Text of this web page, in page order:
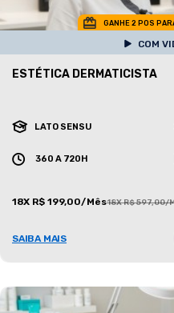
GANHE 2 POS
COM
ESTÉTICA DERMATICISTA
LATO SENSU
360 A 720H
18X R$ 199,00/Mês18X R$ 597,00/
SAIBA MAIS